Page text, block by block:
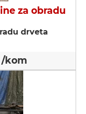
za obradu
drveta
/kom